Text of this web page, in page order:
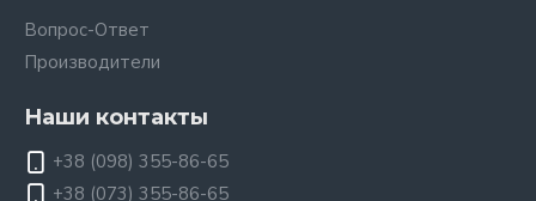
Вопрос-Ответ
Производители
Наши контакты
+38 (098) 355-86-65
+38 (073) 355-86-65